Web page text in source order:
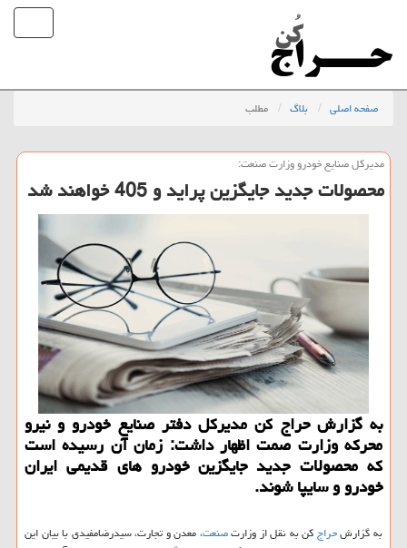
صفحه اصلی بلاگ مطلب
مدیركل صنایع خودرو وزارت صنعت:
محصولات جدید جایگزین پراید و 405 خواهند شد
به گزارش حراج كن مدیركل دفتر صنایع خودرو و نیرو
محركه وزارت صمت اظهار داشت: زمان آن رسیده است
كه محصولات جدید جایگزین خودرو های قدیمی ایران
خودرو و سایپا شوند.
به گزارشحراجكن به نقل از وزارتصنعت، معدن و تجارت، سیدرضامفیدی با بیان این